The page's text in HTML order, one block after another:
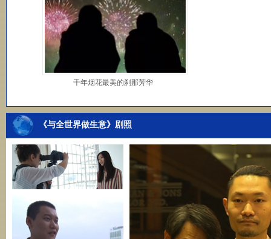
千年烟花最美的刹那芳华
《与全世界做生意》剧照